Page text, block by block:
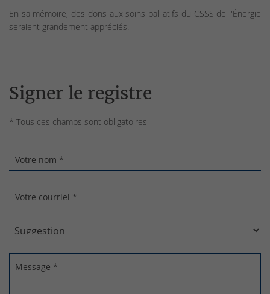
En sa mémoire, des dons aux soins palliatifs du CSSS de l'Énergie
seraient grandement appréciés.
Signer le registre
* Tous ces champs sont obligatoires
Votre nom *
Votre courriel *
Message *